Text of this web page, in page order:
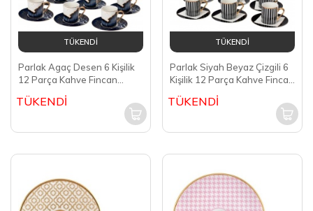
TÜKENDİ
Parlak Agaç Desen 6 Kişilik
12 Parça Kahve Fincan
TÜKENDİ
TÜKENDİ
Parlak Siyah Beyaz Çizgili 6
Kişilik 12 Parça Kahve Fincan
TÜKENDİ